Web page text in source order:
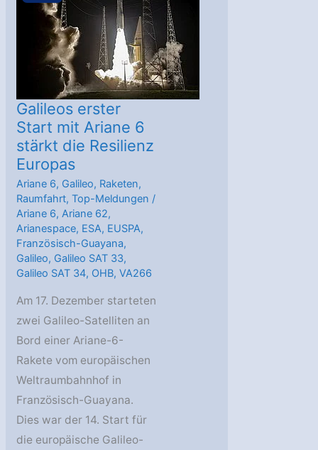
Galileos erster
Start mit Ariane 6
stärkt die Resilienz
Europas
Ariane 6, Galileo, Raketen,
Raumfahrt,Top-Meldungen /
Ariane 6,Ariane 62,
Arianespace, ESA, EUSPA,
Französisch-Guayana,
Galileo, Galileo SAT 33,
Galileo SAT 34, OHB,VA266
Am 17. Dezember starteten
zwei Galileo-Satelliten an
Bord einer Ariane-6-
Rakete vom europäischen
Weltraumbahnhof in
Französisch-Guayana.
Dies war der 14. Start für
die europäische Galileo-